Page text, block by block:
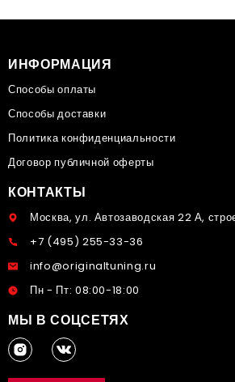
ИНФОРМАЦИЯ
Способы оплаты
Способы доставки
Политика конфиденциальности
Договор публичной оферты
КОНТАКТЫ
Москва, ул. Автозаводская 22 А,
+7 (495) 255-33-36
info@originaltuning.ru
Пн - Пт: 08:00-18:00
МЫ В СОЦСЕТЯХ